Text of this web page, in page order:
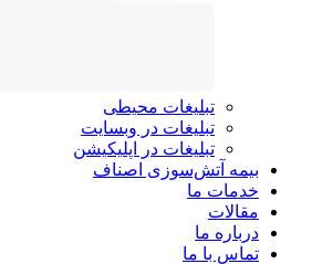
تبلیغات محیطی
تبلیغات در وبسایت
تبلیغات در اپلیکیشن
بیمه آتش‌سوزی اصناف
خدمات ما
مقالات
درباره ما
تماس با ما